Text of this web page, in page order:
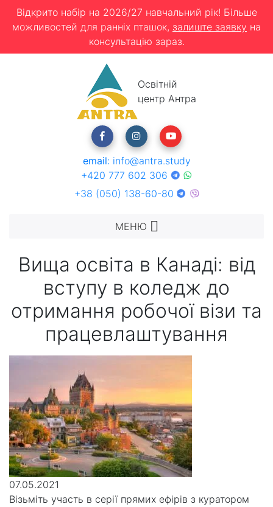
Відкрито набір на 2026/27 навчальний рік! Більше
можливостей для ранніх пташок, залиште заявку на
консультацію зараз.
Освітній
центр Антра
email: info@antra.study
+420 777 602 306
+38 (050) 138-60-80
МЕНЮ
Вища освіта в Канаді: від
вступу в коледж до
отримання робочої візи та
працевлаштування
07.05.2021
Візьміть участь в серії прямих ефірів з куратором